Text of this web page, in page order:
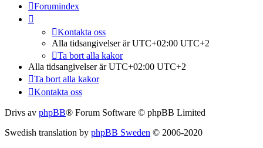
Forumindex
Kontakta oss
Alla tidsangivelser är UTC+02:00 UTC+2
Ta bort alla kakor
Alla tidsangivelser är UTC+02:00 UTC+2
Ta bort alla kakor
Kontakta oss
Drivs av phpBB® Forum Software © phpBB Limited
Swedish translation by phpBB Sweden © 2006-2020